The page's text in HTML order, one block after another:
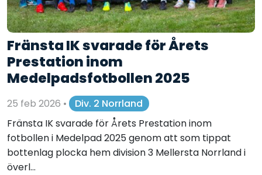
Fränsta IK svarade för Årets
Prestation inom
Medelpadsfotbollen 2025
25 feb 2026 •
Div. 2 Norrland
Fränsta IK svarade för Årets Prestation inom
fotbollen i Medelpad 2025 genom att som tippat
bottenlag plocka hem division 3 Mellersta Norrland i
överl...